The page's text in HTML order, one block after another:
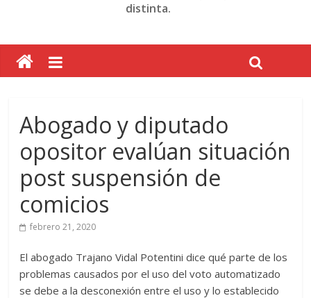
distinta.
Abogado y diputado
opositor evalúan situación
post suspensión de
comicios
febrero 21, 2020
El abogado Trajano Vidal Potentini dice qué parte de los
problemas causados por el uso del voto automatizado
se debe a la desconexión entre el uso y lo establecido